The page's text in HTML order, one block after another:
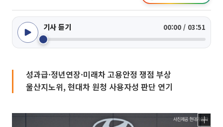
기사 듣기 00:00 / 03:51
성과급·정년연장·미래차 고용안정 쟁점 부상
울산지노위, 현대차 원청 사용자성 판단 연기